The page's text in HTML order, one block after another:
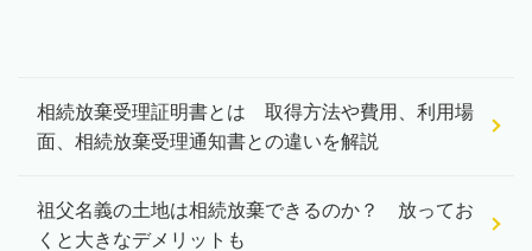
相続放棄受理証明書とは 取得方法や費用、利用場
面、相続放棄受理通知書との違いを解説
祖父名義の土地は相続放棄できるのか？ 放ってお
くと大きなデメリットも